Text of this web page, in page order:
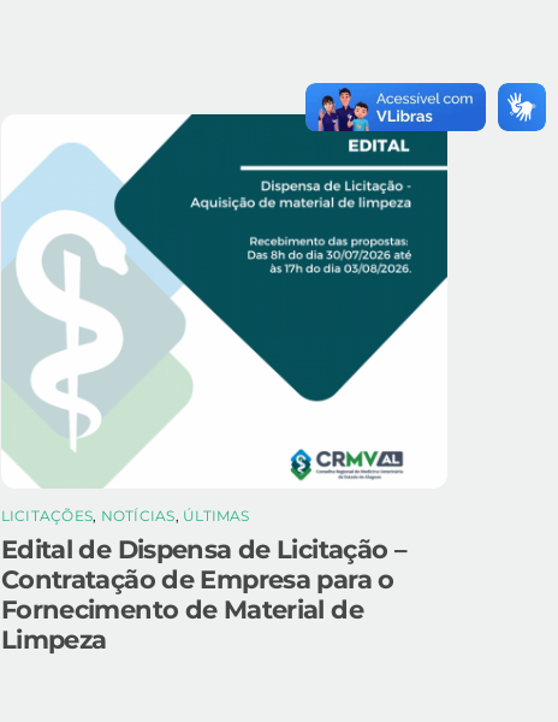
LICITAÇÕES, NOTÍCIAS, ÚLTIMAS
Edital de Dispensa de Licitação –
Contratação de Empresa para o
Fornecimento de Material de
Limpeza